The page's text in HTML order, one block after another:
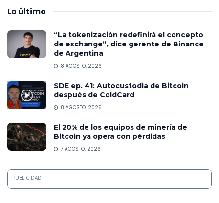
Lo último
“La tokenización redefinirá el concepto
de exchange”, dice gerente de Binance
de Argentina
8 AGOSTO, 2026
SDE ep. 41: Autocustodia de Bitcoin
después de ColdCard
8 AGOSTO, 2026
El 20% de los equipos de minería de
Bitcoin ya opera con pérdidas
7 AGOSTO, 2026
PUBLICIDAD